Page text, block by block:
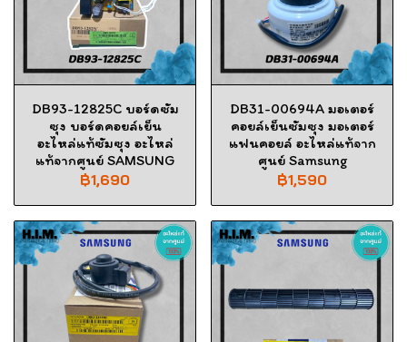
DB93-12825C บอร์ดซัม
ซุง บอร์ดคอยล์เย็น
อะไหล่แท้ซัมซุง อะไหล่
แท้จากศูนย์ SAMSUNG
฿1,690
DB31-00694A มอเตอร์
คอยล์เย็นซัมซุง มอเตอร์
แฟนคอยล์ อะไหล่แท้จาก
ศูนย์ Samsung
฿1,590